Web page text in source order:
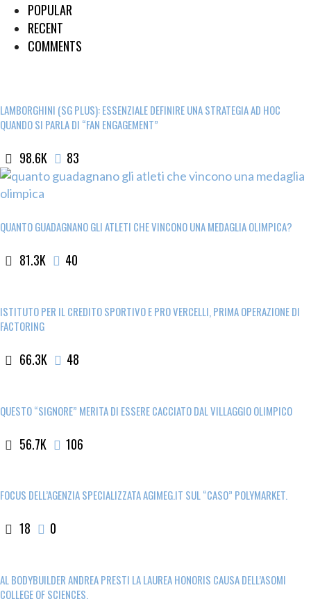
POPULAR
RECENT
COMMENTS
LAMBORGHINI (SG PLUS): ESSENZIALE DEFINIRE UNA STRATEGIA AD HOC
QUANDO SI PARLA DI “FAN ENGAGEMENT”
98.6K 83
QUANTO GUADAGNANO GLI ATLETI CHE VINCONO UNA MEDAGLIA OLIMPICA?
81.3K 40
ISTITUTO PER IL CREDITO SPORTIVO E PRO VERCELLI, PRIMA OPERAZIONE DI
FACTORING
66.3K 48
QUESTO “SIGNORE” MERITA DI ESSERE CACCIATO DAL VILLAGGIO OLIMPICO
56.7K 106
FOCUS DELL’AGENZIA SPECIALIZZATA AGIMEG.IT SUL “CASO” POLYMARKET.
18 0
AL BODYBUILDER ANDREA PRESTI LA LAUREA HONORIS CAUSA DELL’ASOMI
COLLEGE OF SCIENCES.